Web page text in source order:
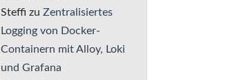
Steffi zu Zentralisiertes
Logging von Docker-
Containern mit Alloy, Loki
und Grafana